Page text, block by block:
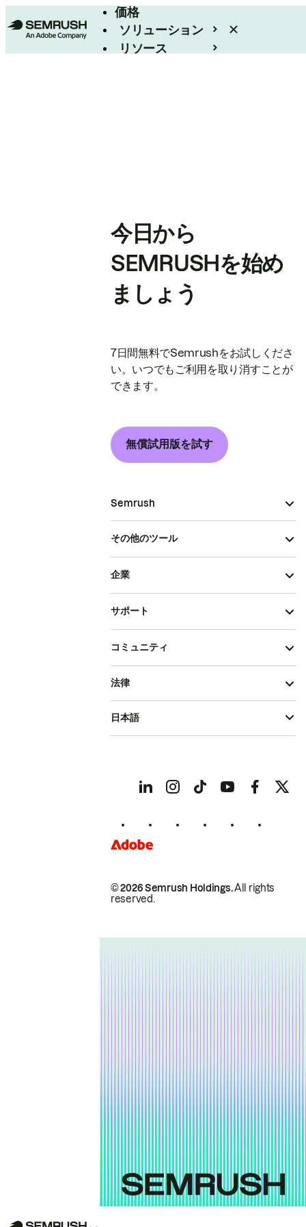
価格
ソリューション
リソース
今日から
SEMRUSHを始め
ましょう
7日間無料でSemrushをお試しくださ
い。いつでもご利用を取り消すことが
できます。
無償試用版を試す
Semrush
その他のツール
企業
サポート
コミュニティ
© 2026 Semrush Holdings.All rights
reserved.
法律
日本語